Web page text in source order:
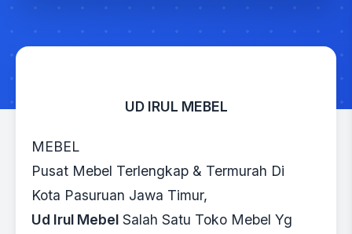
UD IRUL MEBEL
MEBEL
Pusat Mebel Terlengkap & Termurah Di
Kota Pasuruan Jawa Timur,
Ud Irul Mebel Salah Satu Toko Mebel Yg